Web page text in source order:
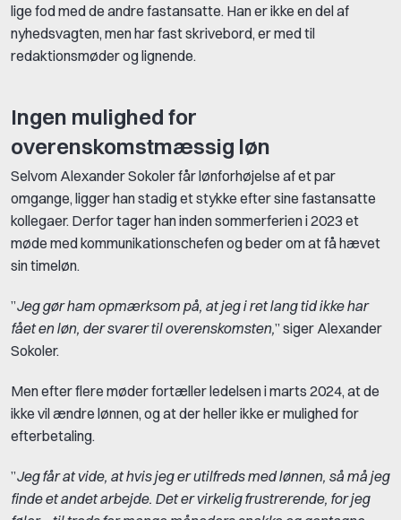
lige fod med de andre fastansatte. Han er ikke en del af
nyhedsvagten, men har fast skrivebord, er med til
redaktionsmøder og lignende.
Ingen mulighed for
overenskomstmæssig løn
Selvom Alexander Sokoler får lønforhøjelse af et par
omgange, ligger han stadig et stykke efter sine fastansatte
kollegaer. Derfor tager han inden sommerferien i 2023 et
møde med kommunikationschefen og beder om at få hævet
sin timeløn.
”Jeg gør ham opmærksom på, at jeg i ret lang tid ikke har
fået en løn, der svarer til overenskomsten,” siger Alexander
Sokoler.
Men efter flere møder fortæller ledelsen i marts 2024, at de
ikke vil ændre lønnen, og at der heller ikke er mulighed for
efterbetaling.
”Jeg får at vide, at hvis jeg er utilfreds med lønnen, så må jeg
finde et andet arbejde. Det er virkelig frustrerende, for jeg